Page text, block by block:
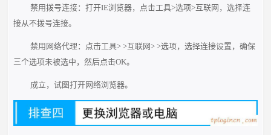
禁用拨号连接：打开IE浏览器，点击工具>选项>互联网，选择连
接从不拨号连接。
禁用网络代理：点击工具> >互联网> >选项，选择连接设置，确保
三个选项未被选中，然后点击OK。
成立，试图打开网络浏览器。